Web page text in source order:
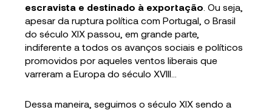
escravista e destinado à exportação . Ou seja,
apesar da ruptura política com Portugal, o Brasil
do século XIX passou, em grande parte,
indiferente a todos os avanços sociais e políticos
promovidos por aqueles ventos liberais que
varreram a Europa do século XVIII…
Dessa maneira, seguimos o século XIX sendo a